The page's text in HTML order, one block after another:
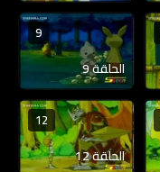
9
الحلقة 9
12
الحلقة 12